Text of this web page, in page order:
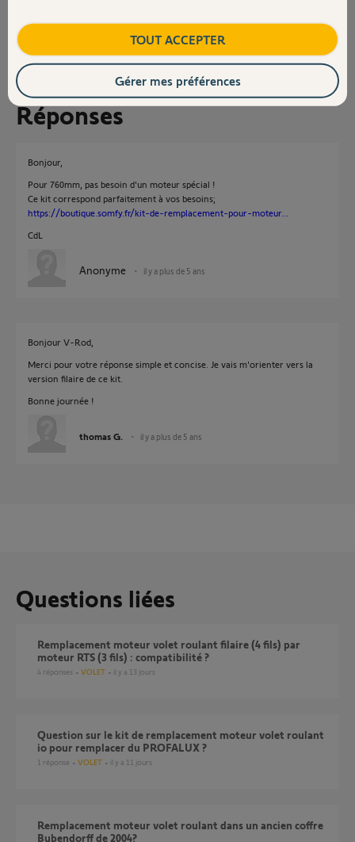
il y a plus de 5 ans
Participer au fil de discussion
Réponses
Bonjour,
Pour 760mm, pas besoin d'un moteur spécial !
Ce kit correspond parfaitement à vos besoins;
https://boutique.somfy.fr/kit-de-remplacement-pour-moteur...
CdL
Anonyme il y a plus de 5 ans
Bonjour V-Rod,
Merci pour votre réponse simple et concise. Je vais m'orienter vers la
version filaire de ce kit.
Bonne journée !
thomas G. il y a plus de 5 ans
Questions liées
Remplacement moteur volet roulant filaire (4 fils) par
moteur RTS (3 fils) : compatibilité ?
4 réponses VOLET il y a 13 jours
Question sur le kit de remplacement moteur volet roulant
io pour remplacer du PROFALUX ?
1 réponse VOLET il y a 11 jours
Remplacement moteur volet roulant dans un ancien coffre
Bubendorff de 2004?
TOUT ACCEPTER
Gérer mes préférences